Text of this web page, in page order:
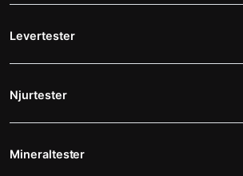
Levertester
Njurtester
Mineraltester